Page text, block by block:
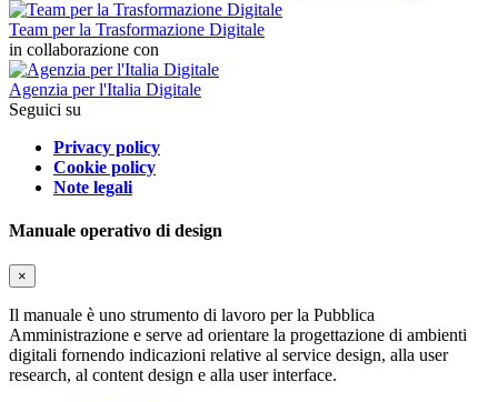
Team per la Trasformazione Digitale
in collaborazione con
Agenzia per l'Italia Digitale
Seguici su
Privacy policy
Cookie policy
Note legali
Manuale operativo di design
×
Il manuale è uno strumento di lavoro per la Pubblica
Amministrazione e serve ad orientare la progettazione di ambienti
digitali fornendo indicazioni relative al service design, alla user
research, al content design e alla user interface.